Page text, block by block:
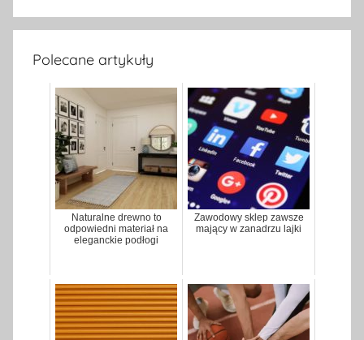
Polecane artykuły
Naturalne drewno to
odpowiedni materiał na
eleganckie podłogi
Zawodowy sklep zawsze
mający w zanadrzu lajki